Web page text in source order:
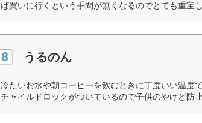
ば買いに行くという手間が無くなるのでとても重宝
うるのん
冷たいお水や朝コーヒーを飲むときに丁度いい温度
チャイルドロックがついているので子供のやけど防